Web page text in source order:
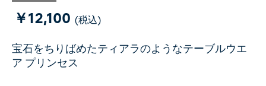
￥12,100 (税込)
宝石をちりばめたティアラのようなテーブルウエ
ア プリンセス